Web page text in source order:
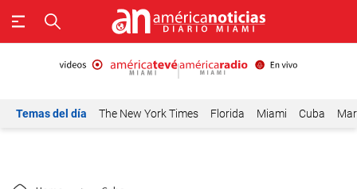
Temas del día The New York Times Florida Miami Cuba